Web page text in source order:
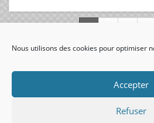
Nous utilisons des cookies pour optimiser
Accepter
Refuser
visiteurs uniques: